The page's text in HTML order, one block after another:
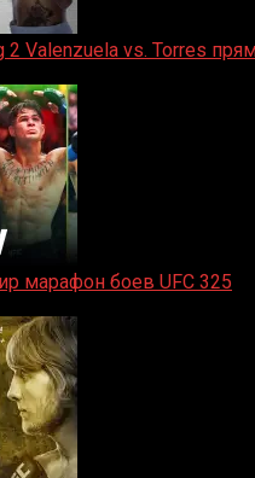
2 Valenzuela vs. Torres
марафон боев UFC 325